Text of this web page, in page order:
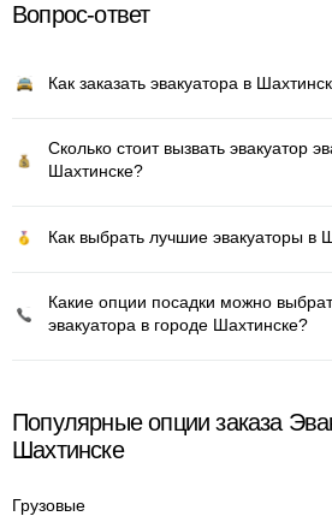
Вопрос-ответ
Как заказать эвакуатора в
Сколько стоит вызвать эвакуатор
Шахтинске?
Как выбрать лучшие эвакуаторы в
Какие опции посадки можно
эвакуатора в городе Шахтинске?
Популярные опции заказа
Шахтинске
Грузовые